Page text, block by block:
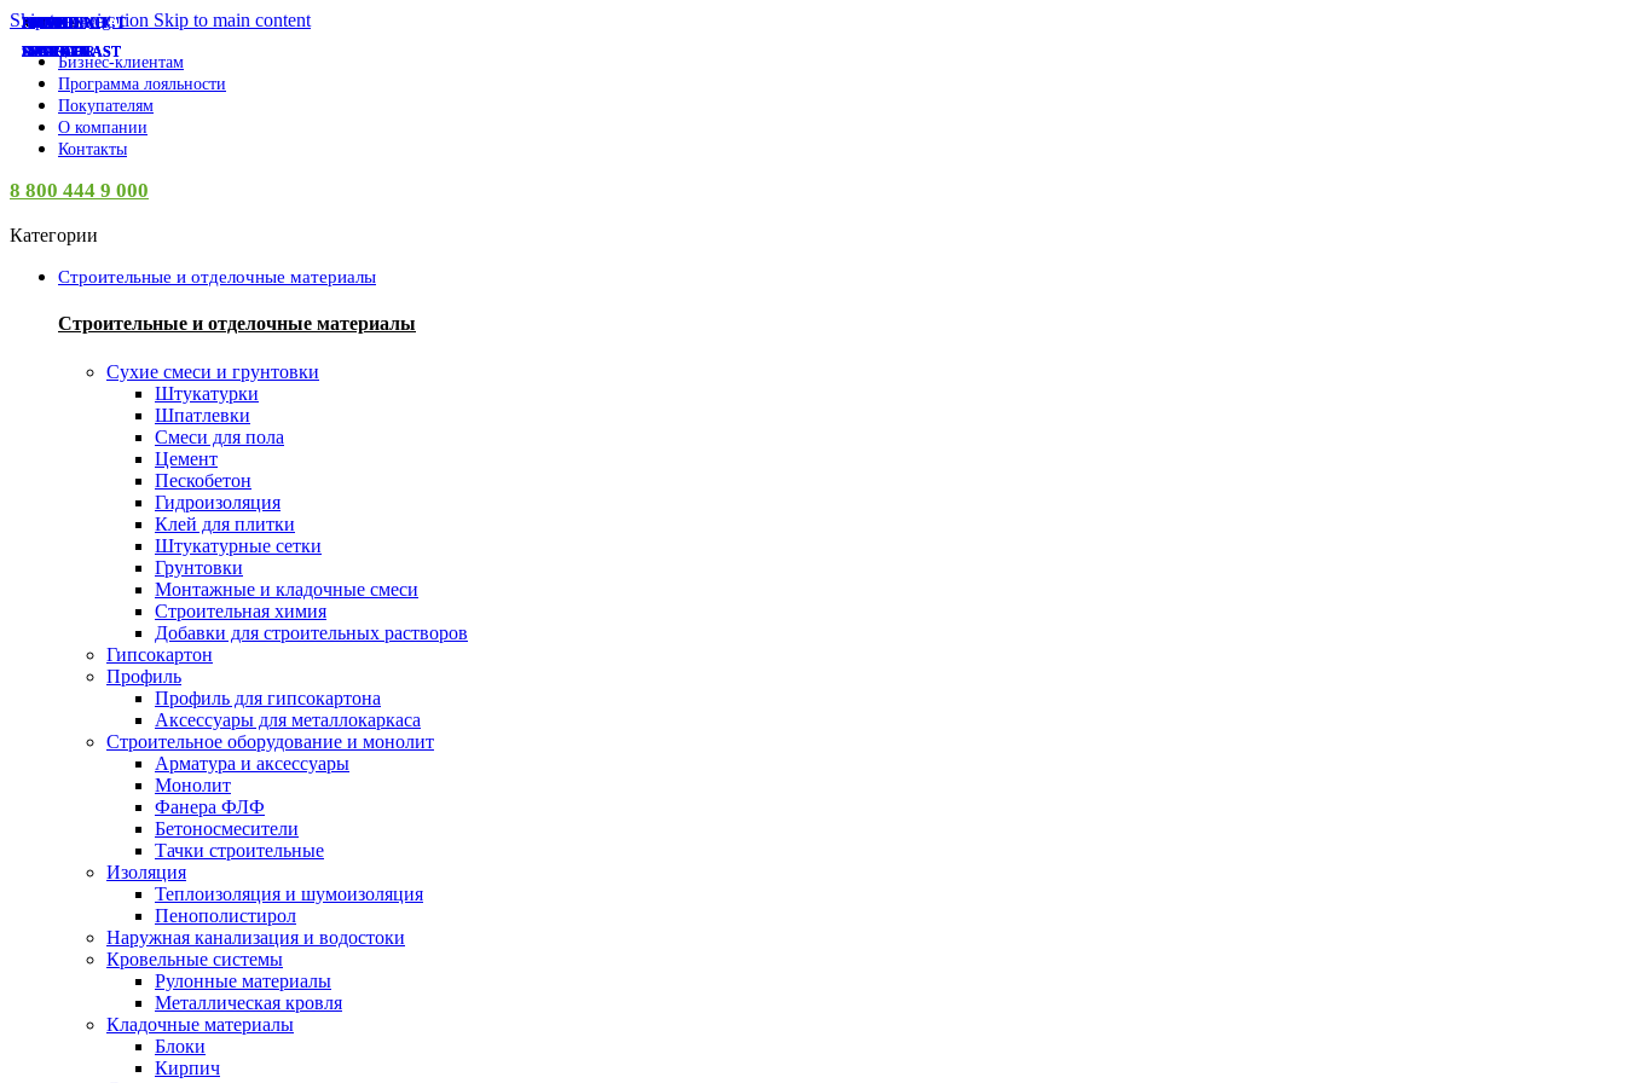
Skip to navigation Skip to main content
Бизнес-клиентам
Программа лояльности
Покупателям
О компании
Контакты
8 800 444 9 000
Категории
Строительные и отделочные материалы
Строительные и отделочные материалы
Сухие смеси и грунтовки
Штукатурки
Шпатлевки
Смеси для пола
Цемент
Пескобетон
Гидроизоляция
Клей для плитки
Штукатурные сетки
Грунтовки
Монтажные и кладочные смеси
Строительная химия
Добавки для строительных растворов
Гипсокартон
Профиль
Профиль для гипсокартона
Аксессуары для металлокаркаса
Строительное оборудование и монолит
Арматура и аксессуары
Монолит
Фанера ФЛФ
Бетоносмесители
Тачки строительные
Изоляция
Теплоизоляция и шумоизоляция
Пенополистирол
Наружная канализация и водостоки
Кровельные системы
Рулонные материалы
Металлическая кровля
Кладочные материалы
Блоки
Кирпич
НОРА-М
СУПЕР-ЦЕНА
LADECOR
СУПЕР-ЦЕНА
INGREEN
СУПЕР-ЦЕНА
INGREEN
СУПЕР-ЦЕНА
INGREEN
СУПЕР-ЦЕНА
INGREEN
СУПЕР-ЦЕНА
VETTA
СУПЕР-ЦЕНА
ЛУГА
СУПЕР-ЦЕНА
SPARK PLAST
СУПЕР-ЦЕНА
SPARK PLAST
СУПЕР-ЦЕНА
SPARK PLAST
СУПЕР-ЦЕНА
AZARIO
СУПЕР-ЦЕНА
НАКРЕПКО
ISVET
ISVET
ISVET
ISVET
ISVET
ISVET
ISVET
PROCONNECT
АНИ ПЛАСТ
КУРС
EKF